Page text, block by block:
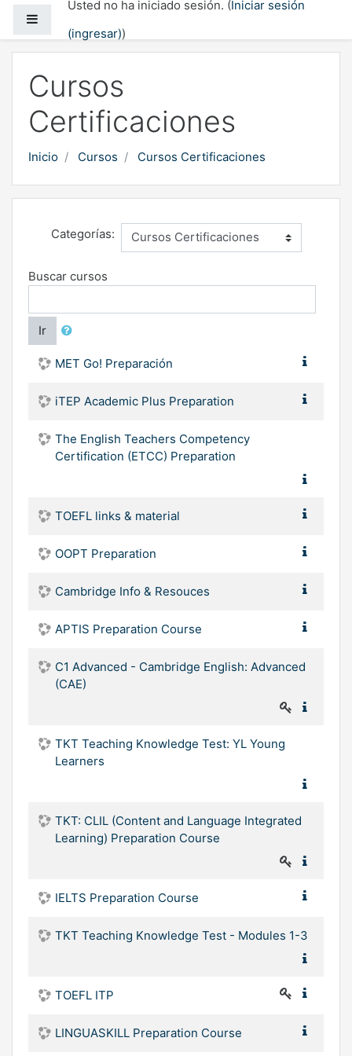
Saltar al contenido principal
Usted no ha iniciado sesión. (Iniciar sesión
(ingresar))
Cursos
Certificaciones
Inicio Cursos Cursos Certificaciones
Categorías:
Buscar cursos
Ir
MET Go! Preparación
iTEP Academic Plus Preparation
The English Teachers Competency
Certification (ETCC) Preparation
TOEFL links & material
OOPT Preparation
Cambridge Info & Resouces
APTIS Preparation Course
C1 Advanced - Cambridge English: Advanced
(CAE)
TKT Teaching Knowledge Test: YL Young
Learners
TKT: CLIL (Content and Language Integrated
Learning) Preparation Course
IELTS Preparation Course
TKT Teaching Knowledge Test - Modules 1-3
TOEFL ITP
LINGUASKILL Preparation Course